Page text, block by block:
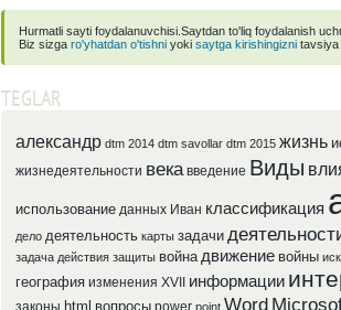
Hurmatli sayti foydalanuvchisi.Saytdan to'liq foydalanish
Biz sizga ro'yhatdan o'tishniyoki saytga kirishingiznitavsiya
TEGLAR
александр dtm 2014 dtm savollar dtm 2015 жизнь
жизнедеятельности века введение Виды
использование данных Иван классификация
дело деятельность карты задачи
задача действия защиты война движение войны
география изменения XVII информации
законы html вопросы power point Word